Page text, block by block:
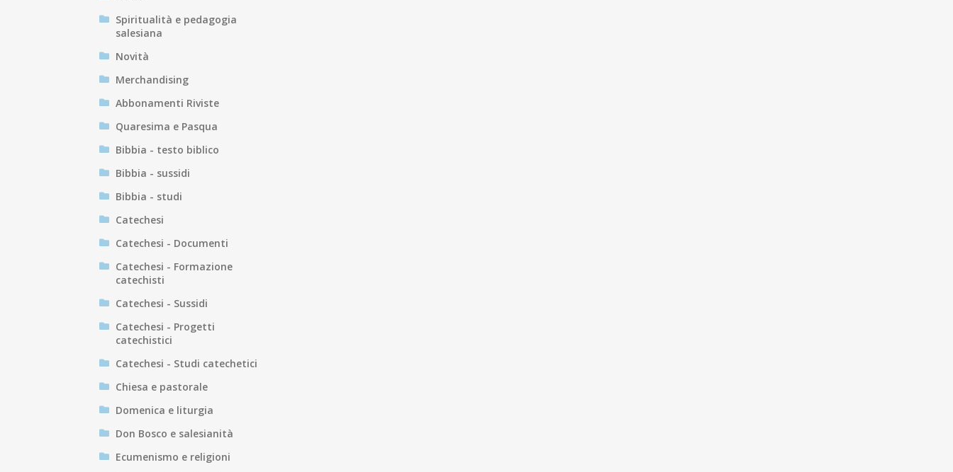
Spiritualità e pedagogia
salesiana
Novità
Merchandising
Abbonamenti Riviste
Quaresima e Pasqua
Bibbia - testo biblico
Bibbia - sussidi
Bibbia - studi
Catechesi
Catechesi - Documenti
Catechesi - Formazione
catechisti
Catechesi - Sussidi
Catechesi - Progetti
catechistici
Catechesi - Studi catechetici
Chiesa e pastorale
Domenica e liturgia
Don Bosco e salesianità
Ecumenismo e religioni